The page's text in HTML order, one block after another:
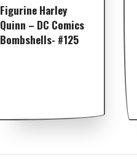
Figurine Harley
Quinn – DC Comics
Bombshells- #125